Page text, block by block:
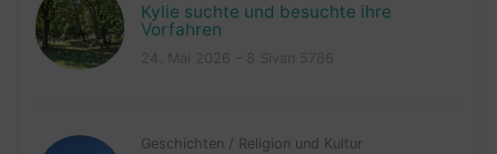
Kylie suchte und besuchte ihre
Vorfahren
Geschichten / Religion und Kultur